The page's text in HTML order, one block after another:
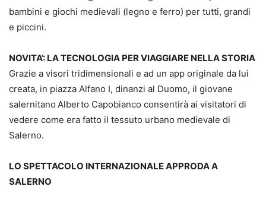
bambini e giochi medievali (legno e ferro) per tutti, grandi
e piccini.
NOVITA’: LA TECNOLOGIA PER VIAGGIARE NELLA STORIA
Grazie a visori tridimensionali e ad un app originale da lui
creata, in piazza Alfano I, dinanzi al Duomo, il giovane
salernitano Alberto Capobianco consentirà ai visitatori di
vedere come era fatto il tessuto urbano medievale di
Salerno.
LO SPETTACOLO INTERNAZIONALE APPRODA A
SALERNO